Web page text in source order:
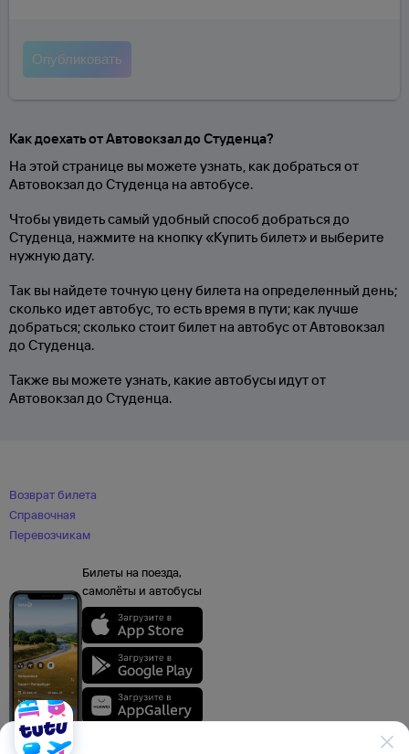
Как доехать от Автовокзал до Студенца?
На этой странице вы можете узнать, как добраться от
Автовокзал до Студенца на автобусе.
Чтобы увидеть самый удобный способ добраться до
Студенца, нажмите на кнопку «Купить билет» и выберите
нужную дату.
Так вы найдете точную цену билета на определенный день;
сколько идет автобус, то есть время в пути; как лучше
добраться; сколько стоит билет на автобус от Автовокзал
до Студенца.
Также вы можете узнать, какие автобусы идут от
Автовокзал до Студенца.
Возврат билета
Справочная
Перевозчикам
Билеты на поезда,
самолёты и автобусы